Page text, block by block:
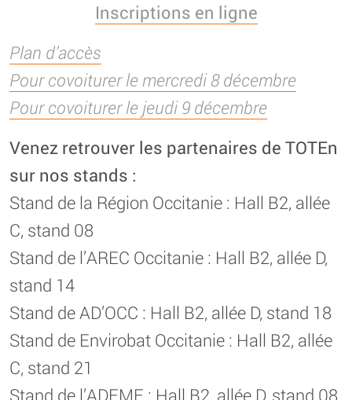
Inscriptions en ligne
Plan d’accès
Pour covoiturer le mercredi 8 décembre
Pour covoiturer le jeudi 9 décembre
Venez retrouver les partenaires de TOTEn
sur nos stands :
Stand de la Région Occitanie : Hall B2, allée
C, stand 08
Stand de l’AREC Occitanie : Hall B2, allée D,
stand 14
Stand de AD’OCC : Hall B2, allée D, stand 18
Stand de Envirobat Occitanie : Hall B2, allée
C, stand 21
Stand de l’ADEME : Hall B2, allée D, stand 08